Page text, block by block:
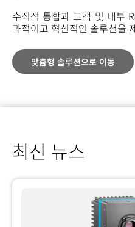
수직적 통합과 고객 및 내부
과적이고 혁신적인 솔루션을
맞춤형 솔루션으로 이동
최신 뉴스